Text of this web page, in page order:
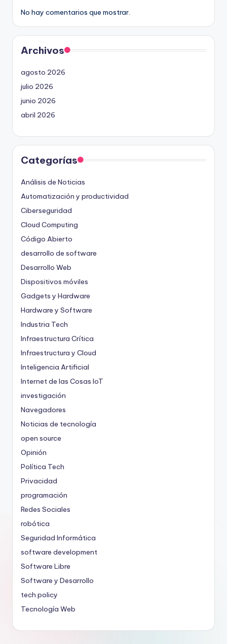
No hay comentarios que mostrar.
Archivos
agosto 2026
julio 2026
junio 2026
abril 2026
Categorías
Análisis de Noticias
Automatización y productividad
Ciberseguridad
Cloud Computing
Código Abierto
desarrollo de software
Desarrollo Web
Dispositivos móviles
Gadgets y Hardware
Hardware y Software
Industria Tech
Infraestructura Crítica
Infraestructura y Cloud
Inteligencia Artificial
Internet de las Cosas IoT
investigación
Navegadores
Noticias de tecnología
open source
Opinión
Política Tech
Privacidad
programación
Redes Sociales
robótica
Seguridad Informática
software development
Software Libre
Software y Desarrollo
tech policy
Tecnología Web